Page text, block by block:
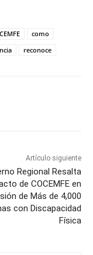
como
reconoce
Artículo siguiente
Regional Resalta
de COCEMFE en
de Más de 4,000
con Discapacidad
Física